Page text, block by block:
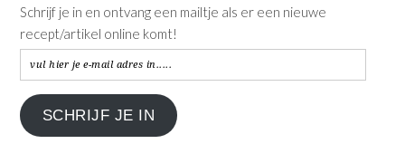
Schrijf je in en ontvang een mailtje als er een nieuwe
recept/artikel online komt!
vul
hier
je
e-
SCHRIJF JE IN